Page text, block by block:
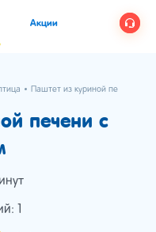
Акции
Паштет из куриной печени с
печени с
1